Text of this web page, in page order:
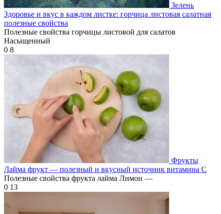
Зелень
Здоровье и вкус в каждом листке: горчица листовая салатная
полезные свойства
Полезные свойства горчицы листовой для салатов
Насыщенный
0 8
Фрукты
Лайма фрукт — полезный и вкусный источник витамина С
Полезные свойства фрукта лайма Лимон —
0 13